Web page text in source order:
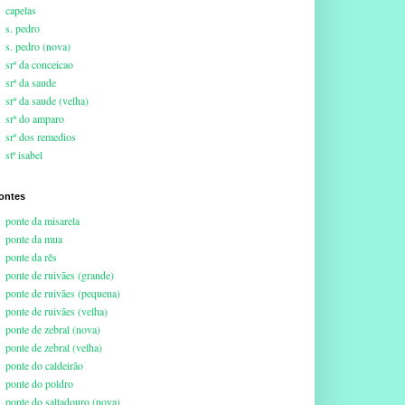
capelas
s. pedro
s. pedro (nova)
srª da conceicao
srª da saude
srª da saude (velha)
srª do amparo
srª dos remedios
stª isabel
ponte da misarela
ponte da mua
ponte da rês
ponte de ruivães (grande)
ponte de ruivães (pequena)
ponte de ruivães (velha)
ponte de zebral (nova)
ponte de zebral (velha)
ponte do caldeirão
ponte do poldro
ponte do saltadouro (nova)